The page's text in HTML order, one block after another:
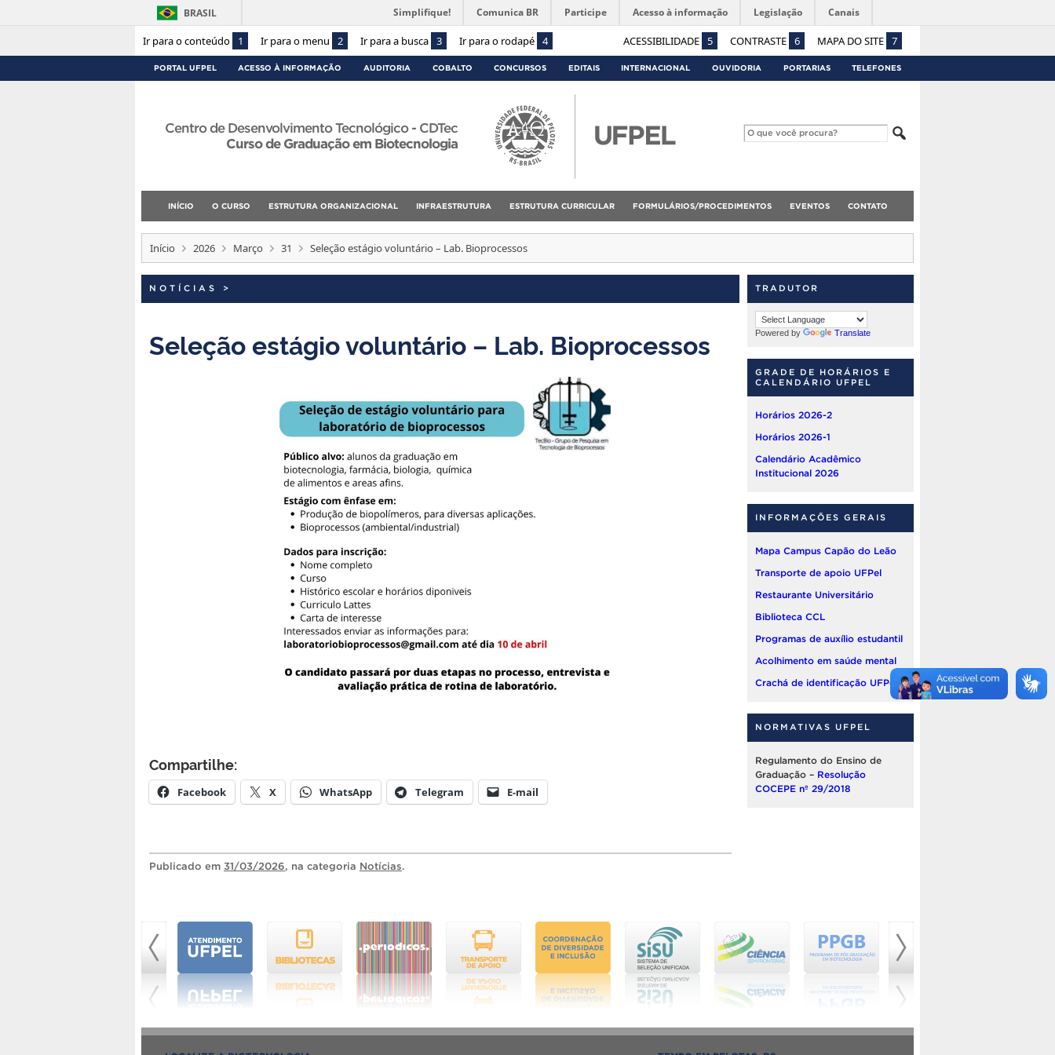
Ir para o conteúdo 1 Ir para o menu 2 Ir para a busca 3 Ir para o rodapé 4 ACESSIBILIDADE 5 CONTRASTE 6 MAPA DO SITE 7
BRASIL Simplifique! Comunica BR Participe Acesso à informação Legislação Canais
PORTAL UFPEL ACESSO À INFORMAÇÃO AUDITORIA COBALTO CONCURSOS EDITAIS INTERNACIONAL OUVIDORIA PORTARIAS TELEFONES
Centro de Desenvolvimento Tecnológico - CDTec
Curso de Graduação em Biotecnologia
INÍCIO O CURSO ESTRUTURA ORGANIZACIONAL INFRAESTRUTURA ESTRUTURA CURRICULAR FORMULÁRIOS/PROCEDIMENTOS EVENTOS CONTATO
Início 2026 Março 31 Seleção estágio voluntário – Lab. Bioprocessos
NOTÍCIAS >
Seleção estágio voluntário – Lab. Bioprocessos
Compartilhe:
Facebook X WhatsApp Telegram E-mail
Publicado em 31/03/2026, na categoria Notícias.
TRADUTOR
Powered by Translate
GRADE DE HORÁRIOS E
CALENDÁRIO UFPEL
Horários 2026-2
Horários 2026-1
Calendário Acadêmico
Institucional 2026
INFORMAÇÕES GERAIS
Mapa Campus Capão do Leão
Transporte de apoio UFPel
Restaurante Universitário
Biblioteca CCL
Programas de auxílio estudantil
Acolhimento em saúde mental
Crachá de identificação UFPel
NORMATIVAS UFPEL
Regulamento do Ensino de
Graduação – Resolução
COCEPE nº 29/2018